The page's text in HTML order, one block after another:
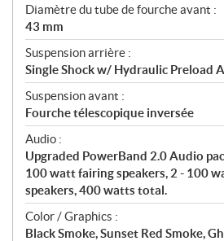
Diamètre du tube de fourche avant :
43 mm
Suspension arrière :
Single Shock w/ Hydraulic Preload
Suspension avant :
Fourche télescopique inversée
Audio :
Upgraded PowerBand 2.0 Audio
100 watt fairing speakers, 2 - 100
speakers, 400 watts total.
Color / Graphics :
Black Smoke, Sunset Red Smoke,